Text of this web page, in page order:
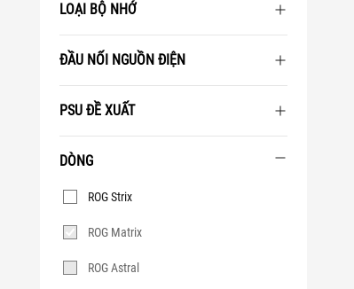
LOẠI BỘ NHỚ
ĐẦU NỐI NGUỒN ĐIỆN
PSU ĐỀ XUẤT
DÒNG
Dòng
ROG Matrix
ROG Strix
ROG Astral